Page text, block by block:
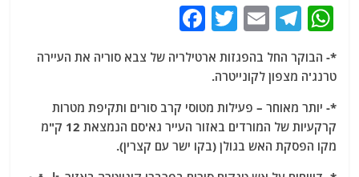
W
at
s
A
p
T
el
e
g
ra
m
E
ai
l
T
itt
er
c
e
b
o
*- הבוקר החל בהפגזות ארטילריה של צבא סוריה את העיירה
טרנג'ה מצפון לקונייטרה.
*- יותר מאוחר – פעילות מטוסי קרב סורים ותקיפת מטרות
קרקעיות של המורדים באזור העייר גא'סם הנמצאת 12 ק"מ
מקו הפסקת האש בגולן (בקו ישר עם קצרין).